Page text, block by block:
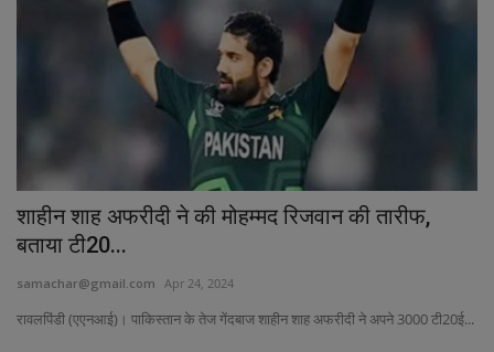
शाहीन शाह अफरीदी ने की मोहम्मद रिजवान की तारीफ,
बताया टी20...
samachar@gmail.com Apr 24, 2024
रावलपिंडी (एएनआई)। पाकिस्तान के तेज गेंदबाज शाहीन शाह अफरीदी ने अपने 3000 टी20ई...